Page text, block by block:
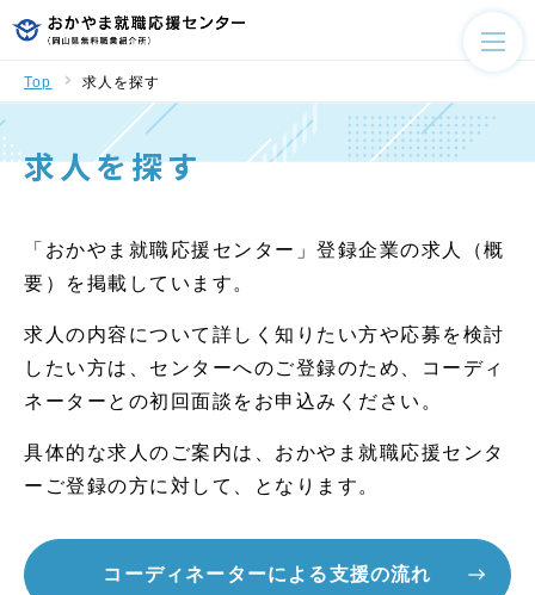
Top 求人を探す
求人を探す
「おかやま就職応援センター」登録企業の求人（概
要）を掲載しています。
求人の内容について詳しく知りたい方や応募を検討
したい方は、センターへのご登録のため、コーディ
ネーターとの初回面談をお申込みください。
具体的な求人のご案内は、おかやま就職応援センタ
ーご登録の方に対して、となります。
コーディネーターによる支援の流れ